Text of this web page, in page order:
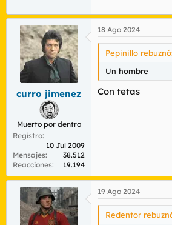
curro jimenez
Muerto por dentro
Registro
10 Jul 2009
Mensajes
38.512
Reacciones
19.194
18 Ago 2024
Pepinillo
Un hombre
Con tetas
19 Ago 2024
Redentor